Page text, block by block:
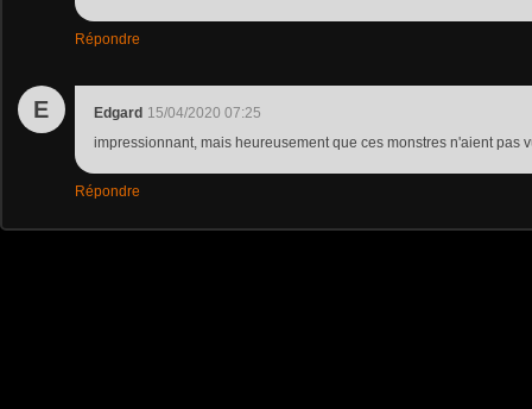
Répondre
E Edgard 15/04/2020 07:25
impressionnant, mais heureusement que ces monstres n'aient pas
Répondre